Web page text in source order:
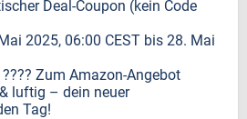
Deal-Coupon (kein Code
2025, 06:00 CEST bis 28. Mai
Zum Amazon-Angebot
luftig – dein neuer
Tag!